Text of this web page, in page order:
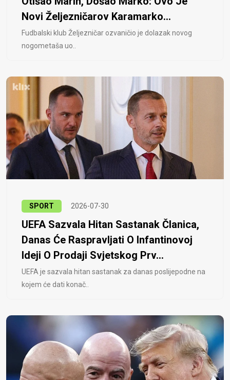
Novi Željezničarov Karamarko...
Fudbalski klub Željezničar ozvaničio je dolazak novog
nogometaša uo..
SPORT 2026-07-30
UEFA Sazvala Hitan Sastanak Članica,
Danas Će Raspravljati O Infantinovoj
Ideji O Prodaji Svjetskog Prv...
UEFA je sazvala hitan sastanak za danas poslijepodne na
kojem će dati konač..